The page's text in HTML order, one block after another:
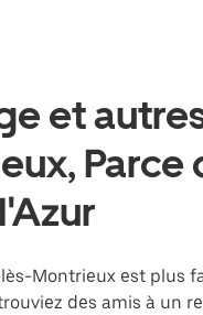
et
Parce
Montrieux est plus
des amis à un